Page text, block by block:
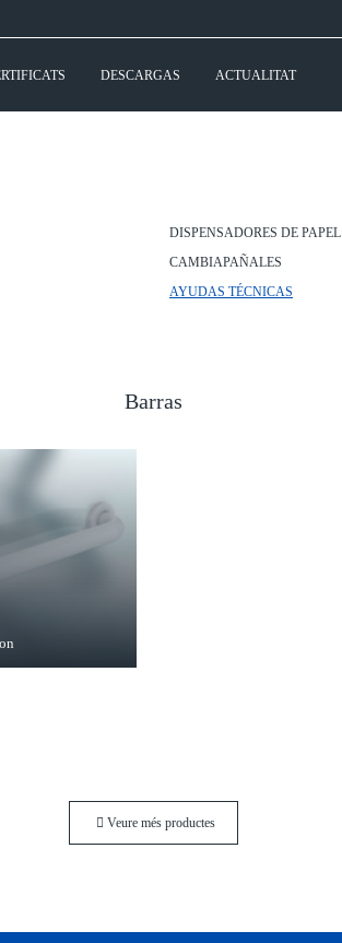
DESCARGAS ACTUALITAT
DISPENSADORES DE PAPEL
CAMBIAPAÑALES
AYUDAS TÉCNICAS
Barras
Veure més productes